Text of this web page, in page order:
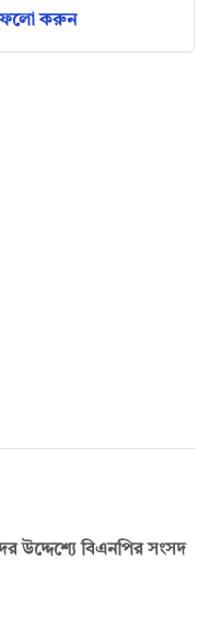
ফলো করুন
উদ্দেশ্যে বিএনপির সংসদ